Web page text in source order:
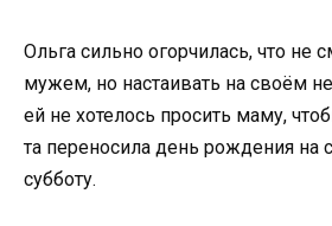
Ольга сильно огорчилась, что не
мужем, но настаивать на своём
ей не хотелось просить маму,
та переносила день рождения
субботу.